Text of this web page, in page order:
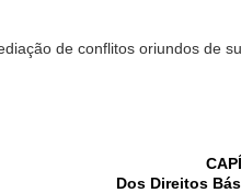
de conflitos oriundos
Dos Direitos